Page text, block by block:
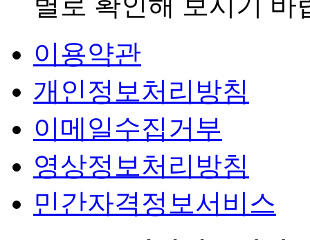
이용약관
개인정보처리방침
이메일수집거부
영상정보처리방침
민간자격정보서비스